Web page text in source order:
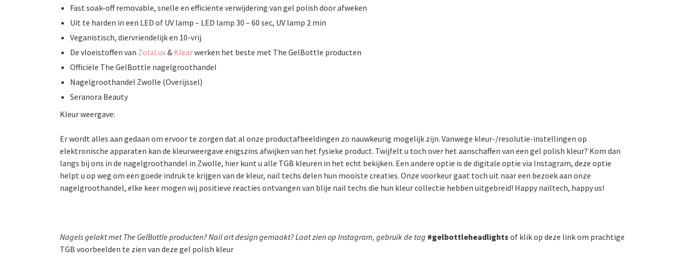
Fast soak-off removable, snelle en efficiënte verwijdering van gel polish door afweken
Uit te harden in een LED of UV lamp – LED lamp 30 – 60 sec, UV lamp 2 min
Veganistisch, diervriendelijk en 10-vrij
De vloeistoffen van ZolaLux& Klearwerken het beste met The GelBottle producten
Officiële The GelBottle nagelgroothandel
Nagelgroothandel Zwolle (Overijssel)
Seranora Beauty
Kleur weergave:
Er wordt alles aan gedaan om ervoor te zorgen dat al onze productafbeeldingen zo nauwkeurig mogelijk zijn. Vanwege kleur-/resolutie-instellingen op
elektronische apparaten kan de kleurweergave enigszins afwijken van het fysieke product. Twijfelt u toch over het aanschaffen van een gel polish kleur? Kom dan
langs bij ons in de nagelgroothandel in Zwolle, hier kunt u alle TGB kleuren in het echt bekijken. Een andere optie is de digitale optie via Instagram, deze optie
helpt u op weg om een goede indruk te krijgen van de kleur, nail techs delen hun mooiste creaties. Onze voorkeur gaat toch uit naar een bezoek aan onze
nagelgroothandel, elke keer mogen wij positieve reacties ontvangen van blije nail techs die hun kleur collectie hebben uitgebreid! Happy nailtech, happy us!
Nagels gelakt met The GelBottle producten? Nail art design gemaakt? Laat zien op Instagram, gebruik de tag #gelbottleheadlights of klik op deze link om prachtige
TGB voorbeelden te zien van deze gel polish kleur